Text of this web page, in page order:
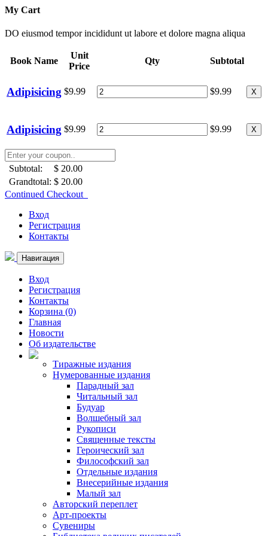
My Cart
DO eiusmod tempor incididunt ut labore et dolore magna aliqua
Book Name
Unit
Price
Qty Subtotal
Adipisicing $9.99 $9.99 X
Adipisicing $9.99 $9.99 X
Subtotal:
$ 20.00
Grandtotal: $ 20.00
Continued Checkout
Вход
Регистрация
Контакты
Навигация
Вход
Регистрация
Контакты
Корзина (0)
Главная
Новости
Об издательстве
Тиражные издания
Нумерованные издания
Парадный зал
Читальный зал
Будуар
Волшебный зал
Рукописи
Священные тексты
Героический зал
Философский зал
Отдельные издания
Внесерийные издания
Малый зал
Авторский переплет
Арт-проекты
Сувениры